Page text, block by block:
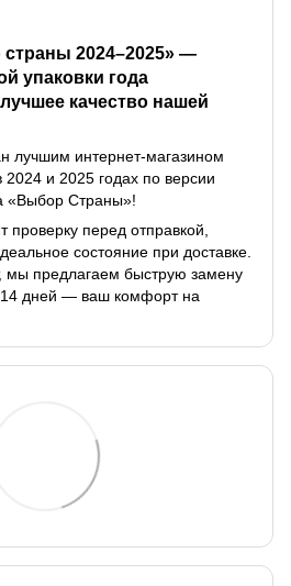
качество нашей
лучшим интернет-магазином
2024 и 2025 годах по версии
«Выбор Страны»!
проверку перед отправкой,
состояние при доставке.
мы предлагаем быструю замену
14 дней — ваш комфорт на